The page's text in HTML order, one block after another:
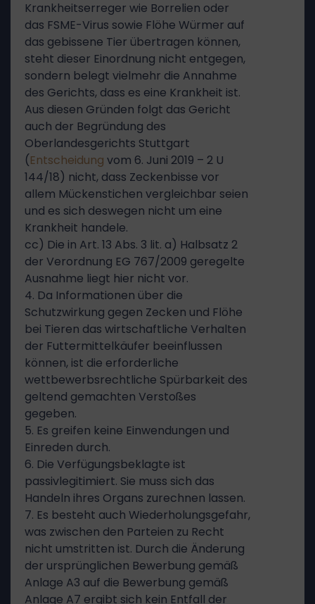
Krankheitserreger wie Borrelien oder
das FSME-Virus sowie Flöhe Würmer auf
das gebissene Tier übertragen können,
steht dieser Einordnung nicht entgegen,
sondern belegt vielmehr die Annahme
des Gerichts, dass es eine Krankheit ist.
Aus diesen Gründen folgt das Gericht
auch der Begründung des
Oberlandesgerichts Stuttgart
(Entscheidung vom 6. Juni 2019 – 2 U
144/18) nicht, dass Zeckenbisse vor
allem Mückenstichen vergleichbar seien
und es sich deswegen nicht um eine
Krankheit handele.
cc) Die in Art. 13 Abs. 3 lit. a) Halbsatz 2
der Verordnung EG 767/2009 geregelte
Ausnahme liegt hier nicht vor.
4. Da Informationen über die
Schutzwirkung gegen Zecken und Flöhe
bei Tieren das wirtschaftliche Verhalten
der Futtermittelkäufer beeinflussen
können, ist die erforderliche
wettbewerbsrechtliche Spürbarkeit des
geltend gemachten Verstoßes
gegeben.
5. Es greifen keine Einwendungen und
Einreden durch.
6. Die Verfügungsbeklagte ist
passivlegitimiert. Sie muss sich das
Handeln ihres Organs zurechnen lassen.
7. Es besteht auch Wiederholungsgefahr,
was zwischen den Parteien zu Recht
nicht umstritten ist. Durch die Änderung
der ursprünglichen Bewerbung gemäß
Anlage A3 auf die Bewerbung gemäß
Anlage A7 ergibt sich kein Entfall der